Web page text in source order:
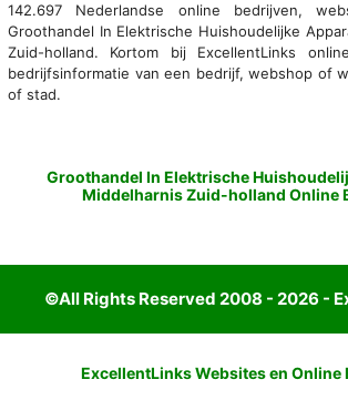
142.697 Nederlandse online bedrijven,
Groothandel In Elektrische Huishoudelijke
Zuid-holland. Kortom bij ExcellentLinks
bedrijfsinformatie van een bedrijf, webshop of
of stad.
Groothandel In Elektrische
Middelharnis Zuid-holland Online
©All Rights Reserved 2008 - 2026 -
ExcellentLinks Websites en Online